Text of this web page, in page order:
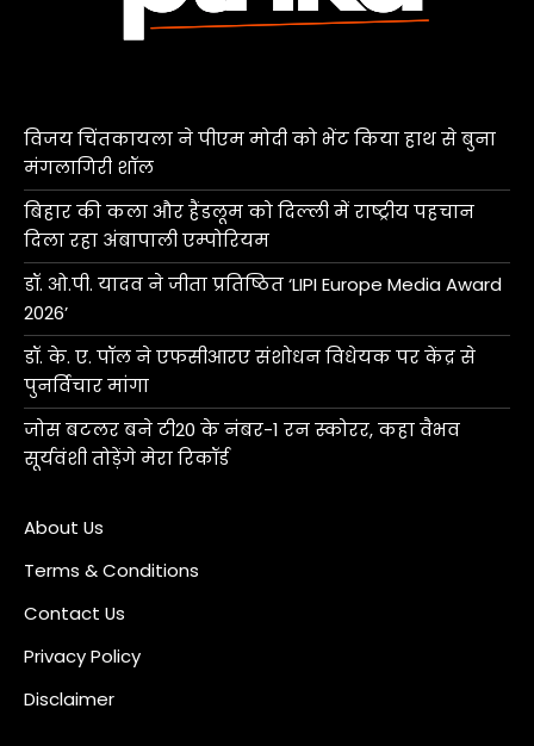
विजय चिंतकायला ने पीएम मोदी को भेंट किया हाथ से बुना
मंगलागिरी शॉल
बिहार की कला और हैंडलूम को दिल्ली में राष्ट्रीय पहचान
दिला रहा अंबापाली एम्पोरियम
डॉ. ओ.पी. यादव ने जीता प्रतिष्ठित ‘LIPI Europe Media Award
2026’
डॉ. के. ए. पॉल ने एफसीआरए संशोधन विधेयक पर केंद्र से
पुनर्विचार मांगा
जोस बटलर बने टी20 के नंबर-1 रन स्कोरर, कहा वैभव
सूर्यवंशी तोड़ेंगे मेरा रिकॉर्ड
About Us
Terms & Conditions
Contact Us
Privacy Policy
Disclaimer